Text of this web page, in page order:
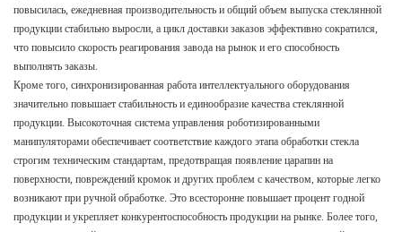
повысилась, ежедневная производительность и общий объем выпуска стеклянной
продукции стабильно выросли, а цикл доставки заказов эффективно сократился,
что повысило скорость реагирования завода на рынок и его способность
выполнять заказы.
Кроме того, синхронизированная работа интеллектуального оборудования
значительно повышает стабильность и единообразие качества стеклянной
продукции. Высокоточная система управления роботизированными
манипуляторами обеспечивает соответствие каждого этапа обработки стекла
строгим техническим стандартам, предотвращая появление царапин на
поверхности, повреждений кромок и других проблем с качеством, которые легко
возникают при ручной обработке. Это всесторонне повышает процент годной
продукции и укрепляет конкурентоспособность продукции на рынке. Более того,